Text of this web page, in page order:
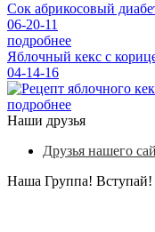
Сок абрикосовый
06-20-11
подробнее
Яблочный кекс с
04-14-16
подробнее
Наши друзья
Друзья нашего
Наша Группа! Вступай!